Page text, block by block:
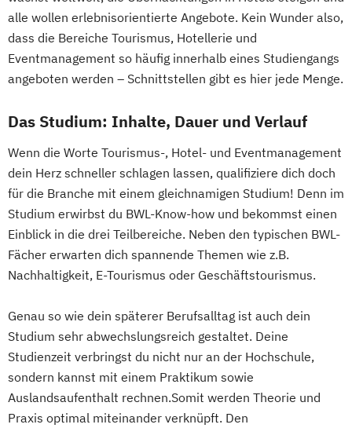
alle wollen erlebnisorientierte Angebote. Kein Wunder also,
dass die Bereiche Tourismus, Hotellerie und
Eventmanagement so häufig innerhalb eines Studiengangs
angeboten werden – Schnittstellen gibt es hier jede Menge.
Das Studium: Inhalte, Dauer und Verlauf
Wenn die Worte Tourismus-, Hotel- und Eventmanagement
dein Herz schneller schlagen lassen, qualifiziere dich doch
für die Branche mit einem gleichnamigen Studium! Denn im
Studium erwirbst du BWL-Know-how und bekommst einen
Einblick in die drei Teilbereiche. Neben den typischen BWL-
Fächer erwarten dich spannende Themen wie z.B.
Nachhaltigkeit, E-Tourismus oder Geschäftstourismus.
Genau so wie dein späterer Berufsalltag ist auch dein
Studium sehr abwechslungsreich gestaltet. Deine
Studienzeit verbringst du nicht nur an der Hochschule,
sondern kannst mit einem Praktikum sowie
Auslandsaufenthalt rechnen.Somit werden Theorie und
Praxis optimal miteinander verknüpft. Den